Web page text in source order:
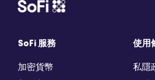
SoFi 服務
加密貨幣
使用
私隱